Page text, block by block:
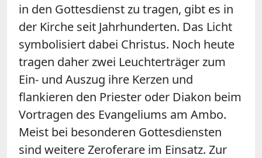
in den Gottesdienst zu tragen, gibt es in
der Kirche seit Jahrhunderten. Das Licht
symbolisiert dabei Christus. Noch heute
tragen daher zwei Leuchterträger zum
Ein- und Auszug ihre Kerzen und
flankieren den Priester oder Diakon beim
Vortragen des Evangeliums am Ambo.
Meist bei besonderen Gottesdiensten
sind weitere Zeroferare im Einsatz. Zur